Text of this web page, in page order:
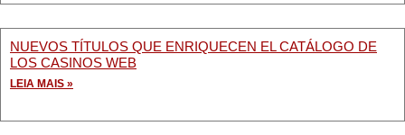
NUEVOS TÍTULOS QUE ENRIQUECEN EL CATÁLOGO DE
LOS CASINOS WEB
LEIA MAIS »